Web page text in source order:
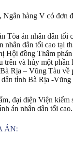
Ngân hàng V có đơn
Tòa án nhân dân
nhân dân tối cao tại
Hội đồng Thẩm
trên và hủy một
Rịa – Vũng Tàu
tỉnh Bà Rịa -
đại diện Viện
án nhân dân tối cao.
ÁN: